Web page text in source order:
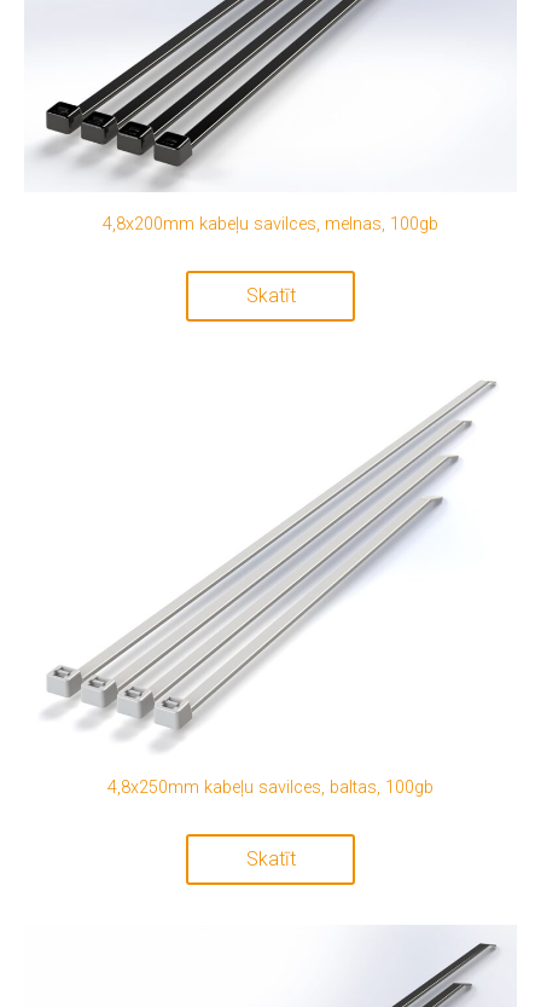
4,8x200mm kabeļu savilces, melnas, 100gb
Skatīt
4,8x250mm kabeļu savilces, baltas, 100gb
Skatīt